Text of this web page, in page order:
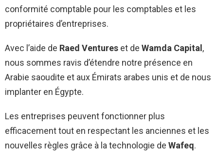
conformité comptable pour les comptables et les
propriétaires d’entreprises.
Avec l’aide de Raed Ventures et de Wamda Capital ,
nous sommes ravis d’étendre notre présence en
Arabie saoudite et aux Émirats arabes unis et de nous
implanter en Égypte.
Les entreprises peuvent fonctionner plus
efficacement tout en respectant les anciennes et les
nouvelles règles grâce à la technologie de Wafeq.